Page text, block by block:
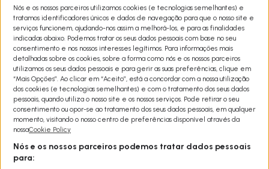
BODY CAM T2
Share
Utilizando filmagens reais das câmaras corporais da polícia, irá
movimento rápido que os agentes enfrentam e as decisões de
vida ou morte que têm de tomar. Contado pelos próprios agentes,
Nós e os nossos parceiros utilizamos cookies (e tecnologias semelhantes) e
tratamos identificadores únicos e dados de navegação para que o nosso site e
serviços funcionem, ajudando-nos assim a melhorá-los, e para as finalidades
indicadas abaixo. Podemos tratar os seus dados pessoais com base no seu
consentimento e nos nossos interesses legítimos. Para informações mais
detalhadas sobre os cookies, sobre a forma como nós e os nossos parceiros
utilizamos os seus dados pessoais e para gerir as suas preferências, clique em
“Mais Opções”. Ao clicar em “Aceito”, está a concordar com a nossa utilização
dos cookies (e tecnologias semelhantes) e com o tratamento dos seus dados
pessoais, quando utiliza o nosso site e os nossos serviços. Pode retirar o seu
consentimento ou opor-se ao tratamento dos seus dados pessoais, em qualquer
momento, visitando o nosso centro de preferências disponível através da
nossaCookie Policy
Nós e os nossos parceiros podemos tratar dados pessoais
para: